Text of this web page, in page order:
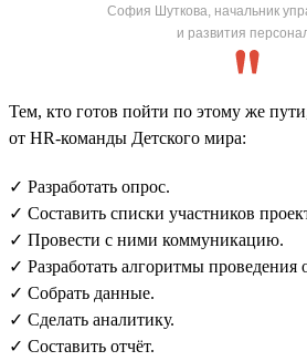
София Шуткова, начальник
и развития
Тем, кто готов пойти по этому же
от HR-команды Детского мира:
✓ Разработать опрос.
✓ Составить списки участников
✓ Провести с ними коммуникацию.
✓ Разработать алгоритмы проведения
✓ Собрать данные.
✓ Сделать аналитику.
✓ Составить отчёт.